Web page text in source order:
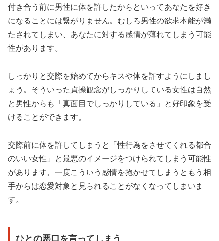
付き合う前に男性に体を許したからといってあなたを好き
になることには繋がりません。むしろ男性の欲求本能が満
たされてしまい、あなたに対する感情が薄れてしまう可能
性があります。
しっかりと交際を始めてからキスや体を許すようにしまし
ょう。そういった貞操観念がしっかりしている女性は自然
と男性からも「真面目でしっかりしている」と好印象を受
けることができます。
交際前に体を許してしまうと「性行為をさせてくれる都合
のいい女性」と最悪のイメージをつけられてしまう可能性
があります。一度こういう感情を抱かせてしまうともう相
手からは恋愛対象と見られることがなくなってしまいま
す。
ひとの悪口を言ってしまう